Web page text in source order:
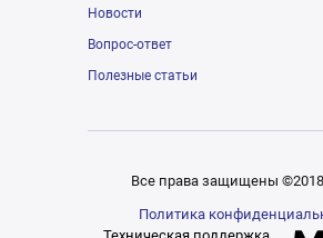
Новости
Вопрос-ответ
Полезные статьи
Все права защищены
Политика